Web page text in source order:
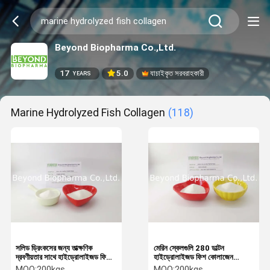
Beyond Biopharma Co.,Ltd.
17 YEARS 5.0 যাচাইকৃত সরবরাহকারী
Marine Hydrolyzed Fish Collagen (118)
সলিড ড্রিংকসের জন্য তাত্ক্ষণিক
দ্রবণীয়তার সাথে হাইড্রোলাইজড ফিশ
কোলাজেন ট্রিপপটিড গ্রানুলার
মেরিন স্কেলগুলি 280 ডাল্টন
হাইড্রোলাইজড ফিশ কোলাজেন
নিউট্রাল স্বাদ